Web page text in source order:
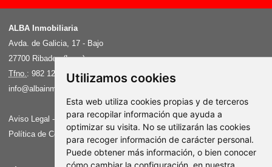
Utilizamos cookies
Esta web utiliza cookies propias y de terceros
para recopilar información que ayuda a
optimizar su visita. No se utilizarán las cookies
para recoger información de carácter personal.
Puede obtener más información, o bien conocer
cómo cambiar la configuración, en nuestra
exactly the same as the genuine watch, please buy it by yourself.
ALBA Inmobiliaria
Avda. de Galicia, 17 - Bajo
27700 Ribadeo (Lugo)
Tfno.: 982 129 202 - Fax: 982 87 77 72
info@albainmobiliaria.net
Aviso Legal -
Política de Privacidad
Política de Cookies
Cambiar preferencia de Cookies